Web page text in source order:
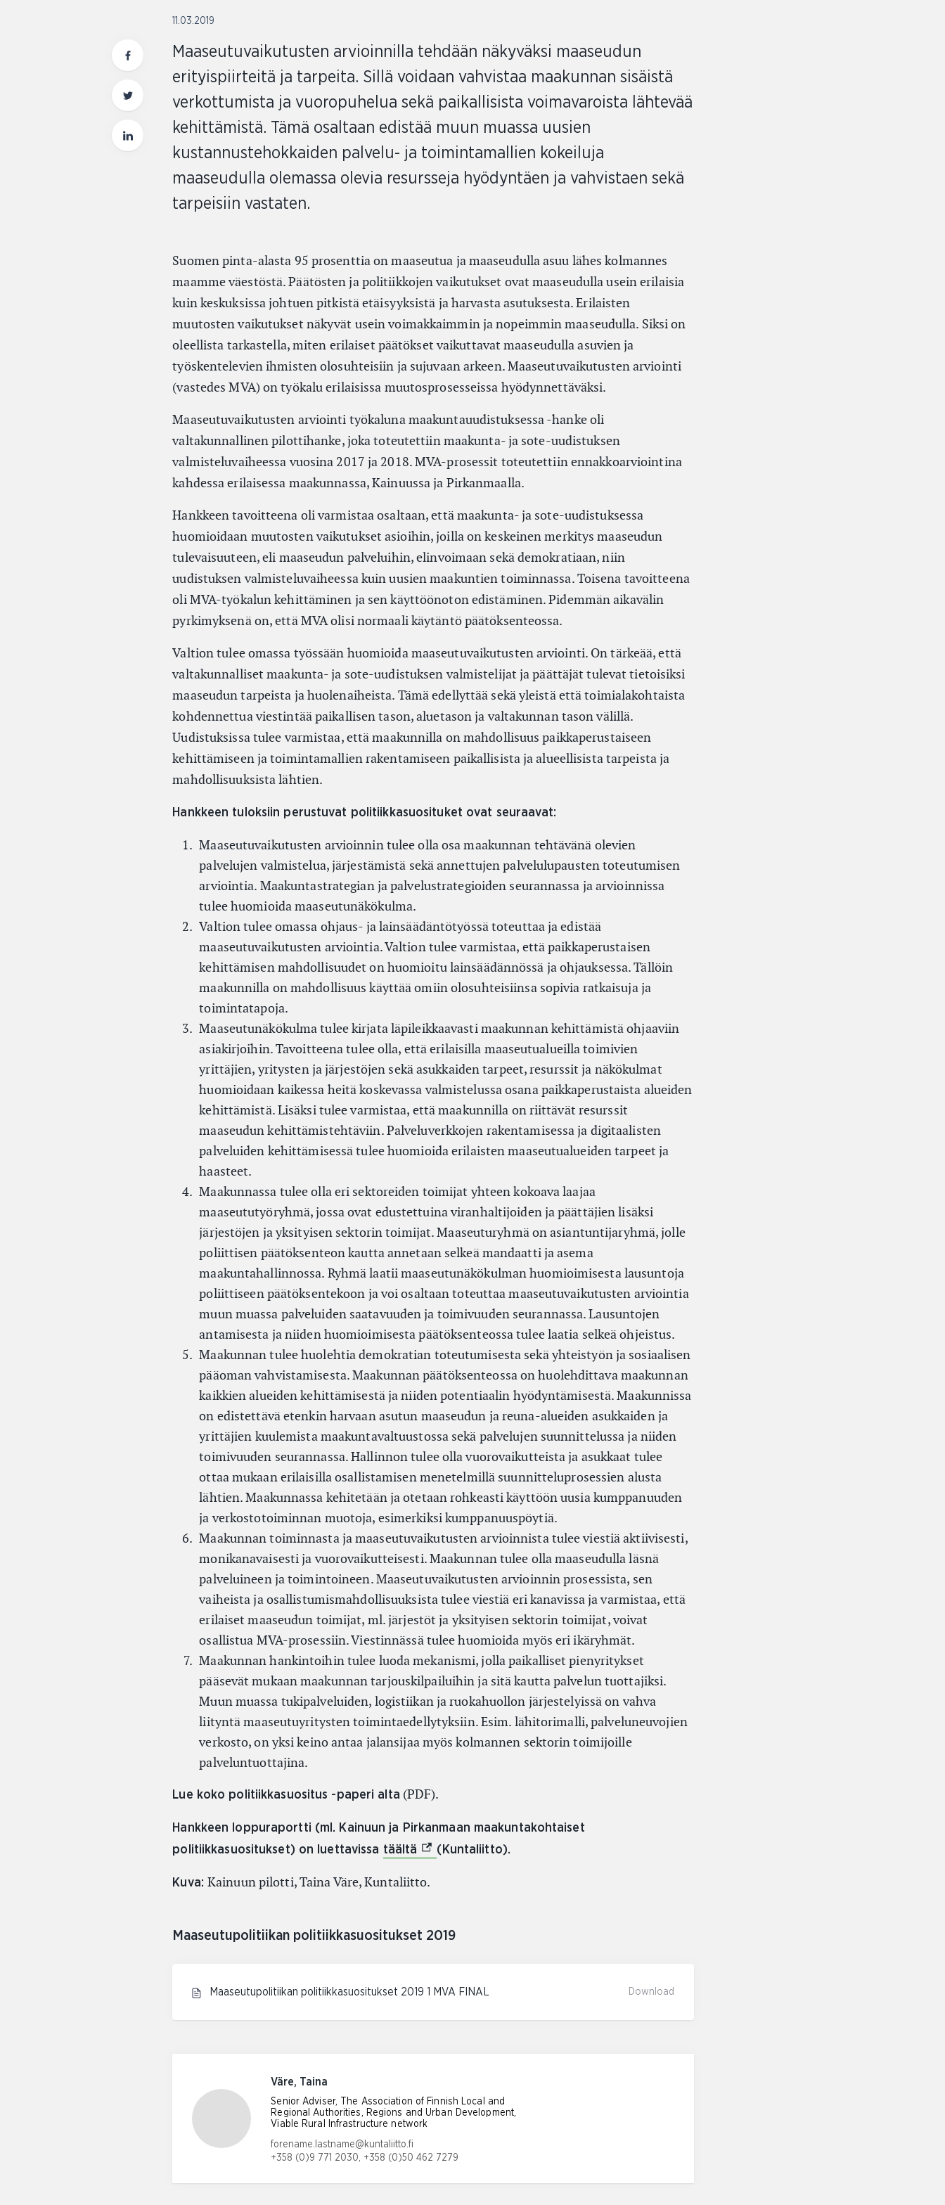
11.03.2019
Maaseutuvaikutusten arvioinnilla tehdään näkyväksi maaseudun
erityispiirteitä ja tarpeita. Sillä voidaan vahvistaa maakunnan sisäistä
verkottumista ja vuoropuhelua sekä paikallisista voimavaroista lähtevää
kehittämistä. Tämä osaltaan edistää muun muassa uusien
kustannustehokkaiden palvelu- ja toimintamallien kokeiluja
maaseudulla olemassa olevia resursseja hyödyntäen ja vahvistaen sekä
tarpeisiin vastaten.
Suomen pinta-alasta 95 prosenttia on maaseutua ja maaseudulla asuu lähes kolmannes
maamme väestöstä. Päätösten ja politiikkojen vaikutukset ovat maaseudulla usein erilaisia
kuin keskuksissa johtuen pitkistä etäisyyksistä ja harvasta asutuksesta. Erilaisten
muutosten vaikutukset näkyvät usein voimakkaimmin ja nopeimmin maaseudulla. Siksi on
oleellista tarkastella, miten erilaiset päätökset vaikuttavat maaseudulla asuvien ja
työskentelevien ihmisten olosuhteisiin ja sujuvaan arkeen. Maaseutuvaikutusten arviointi
(vastedes MVA) on työkalu erilaisissa muutosprosesseissa hyödynnettäväksi.
Maaseutuvaikutusten arviointi työkaluna maakuntauudistuksessa -hanke oli
valtakunnallinen pilottihanke, joka toteutettiin maakunta- ja sote-uudistuksen
valmisteluvaiheessa vuosina 2017 ja 2018. MVA-prosessit toteutettiin ennakkoarviointina
kahdessa erilaisessa maakunnassa, Kainuussa ja Pirkanmaalla.
Hankkeen tavoitteena oli varmistaa osaltaan, että maakunta- ja sote-uudistuksessa
huomioidaan muutosten vaikutukset asioihin, joilla on keskeinen merkitys maaseudun
tulevaisuuteen, eli maaseudun palveluihin, elinvoimaan sekä demokratiaan, niin
uudistuksen valmisteluvaiheessa kuin uusien maakuntien toiminnassa. Toisena tavoitteena
oli MVA-työkalun kehittäminen ja sen käyttöönoton edistäminen. Pidemmän aikavälin
pyrkimyksenä on, että MVA olisi normaali käytäntö päätöksenteossa.
Valtion tulee omassa työssään huomioida maaseutuvaikutusten arviointi. On tärkeää, että
valtakunnalliset maakunta- ja sote-uudistuksen valmistelijat ja päättäjät tulevat tietoisiksi
maaseudun tarpeista ja huolenaiheista. Tämä edellyttää sekä yleistä että toimialakohtaista
kohdennettua viestintää paikallisen tason, aluetason ja valtakunnan tason välillä.
Uudistuksissa tulee varmistaa, että maakunnilla on mahdollisuus paikkaperustaiseen
kehittämiseen ja toimintamallien rakentamiseen paikallisista ja alueellisista tarpeista ja
mahdollisuuksista lähtien.
Hankkeen tuloksiin perustuvat politiikkasuosituket ovat seuraavat:
Maaseutuvaikutusten arvioinnin tulee olla osa maakunnan tehtävänä olevien
palvelujen valmistelua, järjestämistä sekä annettujen palvelulupausten toteutumisen
arviointia. Maakuntastrategian ja palvelustrategioiden seurannassa ja arvioinnissa
tulee huomioida maaseutunäkökulma.
Valtion tulee omassa ohjaus- ja lainsäädäntötyössä toteuttaa ja edistää
maaseutuvaikutusten arviointia. Valtion tulee varmistaa, että paikkaperustaisen
kehittämisen mahdollisuudet on huomioitu lainsäädännössä ja ohjauksessa. Tällöin
maakunnilla on mahdollisuus käyttää omiin olosuhteisiinsa sopivia ratkaisuja ja
toimintatapoja.
Maaseutunäkökulma tulee kirjata läpileikkaavasti maakunnan kehittämistä ohjaaviin
asiakirjoihin. Tavoitteena tulee olla, että erilaisilla maaseutualueilla toimivien
yrittäjien, yritysten ja järjestöjen sekä asukkaiden tarpeet, resurssit ja näkökulmat
huomioidaan kaikessa heitä koskevassa valmistelussa osana paikkaperustaista alueiden
kehittämistä. Lisäksi tulee varmistaa, että maakunnilla on riittävät resurssit
maaseudun kehittämistehtäviin. Palveluverkkojen rakentamisessa ja digitaalisten
palveluiden kehittämisessä tulee huomioida erilaisten maaseutualueiden tarpeet ja
haasteet.
Maakunnassa tulee olla eri sektoreiden toimijat yhteen kokoava laajaa
maaseututyöryhmä, jossa ovat edustettuina viranhaltijoiden ja päättäjien lisäksi
järjestöjen ja yksityisen sektorin toimijat. Maaseuturyhmä on asiantuntijaryhmä, jolle
poliittisen päätöksenteon kautta annetaan selkeä mandaatti ja asema
maakuntahallinnossa. Ryhmä laatii maaseutunäkökulman huomioimisesta lausuntoja
poliittiseen päätöksentekoon ja voi osaltaan toteuttaa maaseutuvaikutusten arviointia
muun muassa palveluiden saatavuuden ja toimivuuden seurannassa. Lausuntojen
antamisesta ja niiden huomioimisesta päätöksenteossa tulee laatia selkeä ohjeistus.
Maakunnan tulee huolehtia demokratian toteutumisesta sekä yhteistyön ja sosiaalisen
pääoman vahvistamisesta. Maakunnan päätöksenteossa on huolehdittava maakunnan
kaikkien alueiden kehittämisestä ja niiden potentiaalin hyödyntämisestä. Maakunnissa
on edistettävä etenkin harvaan asutun maaseudun ja reuna-alueiden asukkaiden ja
yrittäjien kuulemista maakuntavaltuustossa sekä palvelujen suunnittelussa ja niiden
toimivuuden seurannassa. Hallinnon tulee olla vuorovaikutteista ja asukkaat tulee
ottaa mukaan erilaisilla osallistamisen menetelmillä suunnitteluprosessien alusta
lähtien. Maakunnassa kehitetään ja otetaan rohkeasti käyttöön uusia kumppanuuden
ja verkostotoiminnan muotoja, esimerkiksi kumppanuuspöytiä.
Maakunnan toiminnasta ja maaseutuvaikutusten arvioinnista tulee viestiä aktiivisesti,
monikanavaisesti ja vuorovaikutteisesti. Maakunnan tulee olla maaseudulla läsnä
palveluineen ja toimintoineen. Maaseutuvaikutusten arvioinnin prosessista, sen
vaiheista ja osallistumismahdollisuuksista tulee viestiä eri kanavissa ja varmistaa, että
erilaiset maaseudun toimijat, ml. järjestöt ja yksityisen sektorin toimijat, voivat
osallistua MVA-prosessiin. Viestinnässä tulee huomioida myös eri ikäryhmät.
Maakunnan hankintoihin tulee luoda mekanismi, jolla paikalliset pienyritykset
pääsevät mukaan maakunnan tarjouskilpailuihin ja sitä kautta palvelun tuottajiksi.
Muun muassa tukipalveluiden, logistiikan ja ruokahuollon järjestelyissä on vahva
liityntä maaseutuyritysten toimintaedellytyksiin. Esim. lähitorimalli, palveluneuvojien
verkosto, on yksi keino antaa jalansijaa myös kolmannen sektorin toimijoille
palveluntuottajina.
Lue koko politiikkasuositus -paperi alta (PDF).
Hankkeen loppuraportti (ml. Kainuun ja Pirkanmaan maakuntakohtaiset
politiikkasuositukset) on luettavissa täältä (External link)
(Kuntaliitto).
Kuva:Kainuun pilotti, Taina Väre, Kuntaliitto.
Maaseutupolitiikan politiikkasuositukset 2019
Maaseutupolitiikan politiikkasuositukset 2019 1 MVA FINAL Download
Väre, Taina
Senior Adviser, The Association of Finnish Local and
Regional Authorities, Regions and Urban Development,
Viable Rural Infrastructure network
Email address:
forename.lastname@kuntaliitto.fi
Phone number:
+358 (0)9 771 2030, +358 (0)50 462 7279